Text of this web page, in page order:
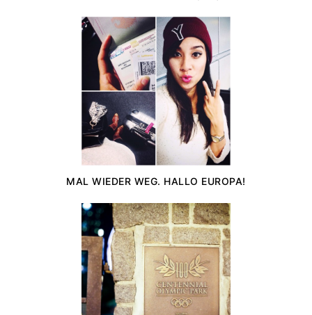
MAL WIEDER WEG. HALLO EUROPA!